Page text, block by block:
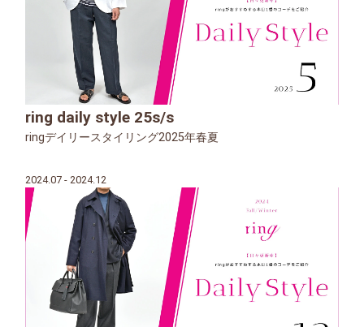
ring daily style 25s/s
ringデイリースタイリング2025年春夏
2024.07 - 2024.12